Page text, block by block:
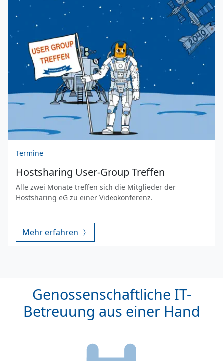
Termine
Hostsharing User-Group Treffen
Alle zwei Monate treffen sich die Mitglieder der
Hostsharing eG zu einer Videokonferenz.
Mehr erfahren
Genossenschaftliche IT-
Betreuung aus einer Hand